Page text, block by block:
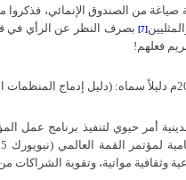
صياغة من الصندوق الإنمائي،
[7]
بصرف النظر عن الرأي في
فعلهم!
م دليلاً سماه: (دليل إدماج المنظمات
أمر حيوي لتنفيذ برنامج عمل
لمؤتمر القمة العالمي (نيويورك
وثقافية مواتية، وتقوية الشراكات